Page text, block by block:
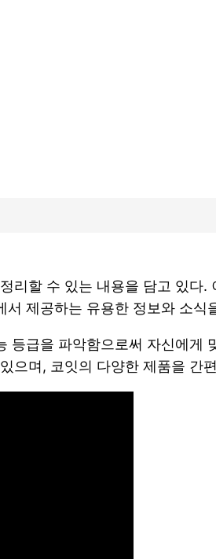
리할 수 있는 내용을 담고 있
제공하는 유용한 정보와 소
등급을 파악함으로써 자신에
으며, 코잇의 다양한 제품을 간